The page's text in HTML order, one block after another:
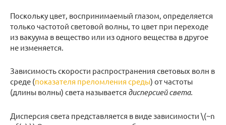
Поскольку цвет, воспринимаемый глазом, определяется
только частотой световой волны, то цвет при переходе
из вакуума в вещество или из одного вещества в другое
не изменяется.
Зависимость скорости распространения световых волн в
среде (показателя преломления среды) от частоты
(длины волны) света называется дисперсией света.
Дисперсия света представляется в виде зависимости \(~n